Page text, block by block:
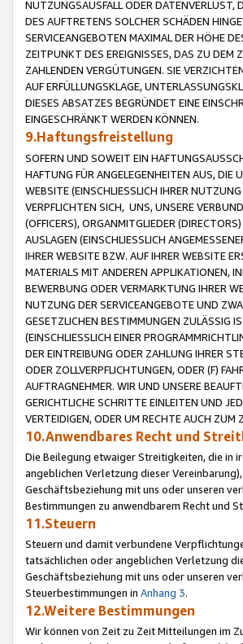
NUTZUNGSAUSFALL ODER DATENVERLUST,
DES AUFTRETENS SOLCHER SCHÄDEN
SERVICEANGEBOTEN MAXIMAL DER HÖHE
ZEITPUNKT DES EREIGNISSES, DAS ZU DEM
ZAHLENDEN VERGÜTUNGEN. SIE
AUF ERFÜLLUNGSKLAGE,
DIESES ABSATZES BEGRÜNDET EINE
EINGESCHRÄNKT WERDEN KÖNNEN.
9.Haftungsfreistellung
SOFERN UND SOWEIT EIN
HAFTUNG FÜR ANGELEGENHEITEN AUS, DIE
WEBSITE (EINSCHLIESSLICH IHRER
VERPFLICHTEN SICH, UNS, UNSERE
(OFFICERS), ORGANMITGLIEDER
AUSLAGEN (EINSCHLIESSLICH
IHRER WEBSITE BZW. AUF IHRER WEBSITE
MATERIALS MIT ANDEREN APPLIKATIONEN,
BEWERBUNG ODER VERMARKTUNG IHRER
NUTZUNG DER SERVICEANGEBOTE UND
GESETZLICHEN BESTIMMUNGEN ZULÄSSIG
(EINSCHLIESSLICH EINER
DER EINTREIBUNG ODER ZAHLUNG IHRER
ODER ZOLLVERPFLICHTUNGEN, ODER (F)
AUFTRAGNEHMER. WIR UND UNSERE
GERICHTLICHE SCHRITTE EINLEITEN UND
VERTEIDIGEN, ODER UM RECHTE AUCH
10.Anwendbares Recht und
Die Beilegung etwaiger Streitigkeiten, die in
angeblichen Verletzung dieser
Geschäftsbeziehung mit uns oder unseren
Bestimmungen zu anwendbarem Recht und
11.Steuern
Steuern und damit verbundene
tatsächlichen oder angeblichen Verletzung
Geschäftsbeziehung mit uns oder unseren
Steuerbestimmungen in Anhang 3.
12.Weitere Bestimmungen
Wir können von Zeit zu Zeit Mitteilungen im